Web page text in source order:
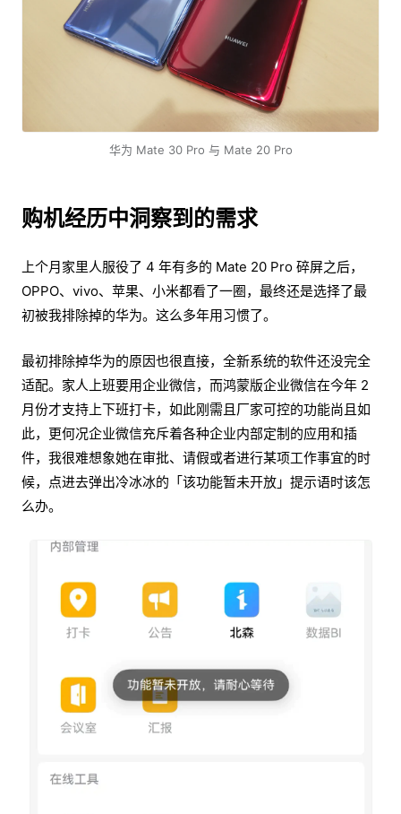
华为 Mate 30 Pro 与 Mate 20 Pro
购机经历中洞察到的需求
上个月家里人服役了 4 年有多的 Mate 20 Pro 碎屏之后，
OPPO、vivo、苹果、小米都看了一圈，最终还是选择了最
初被我排除掉的华为。这么多年用习惯了。
最初排除掉华为的原因也很直接，全新系统的软件还没完全
适配。家人上班要用企业微信，而鸿蒙版企业微信在今年 2
月份才支持上下班打卡，如此刚需且厂家可控的功能尚且如
此，更何况企业微信充斥着各种企业内部定制的应用和插
件，我很难想象她在审批、请假或者进行某项工作事宜的时
候，点进去弹出冷冰冰的「该功能暂未开放」提示语时该怎
么办。